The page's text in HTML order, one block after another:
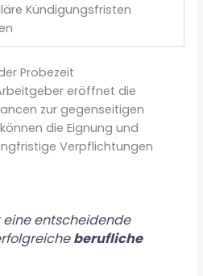
Kündigungsfristen
Probezeit
eröffnet die
zur gegenseitigen
die Eignung und
Verpflichtungen
eine entscheidende
berufliche